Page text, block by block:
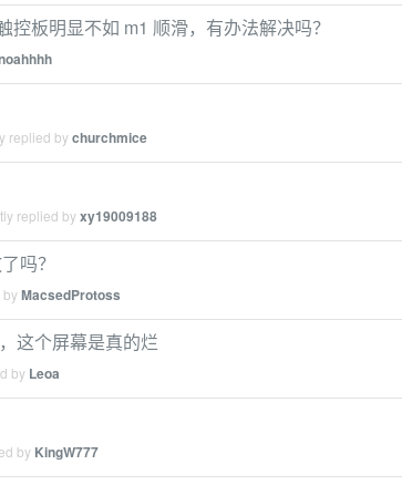
控板明显不如 m1 顺滑，有办法解决吗？
replied bychurchmice
replied byxy19009188
吗？
byMacsedProtoss
这个屏幕是真的烂
by Leoa
by KingW777